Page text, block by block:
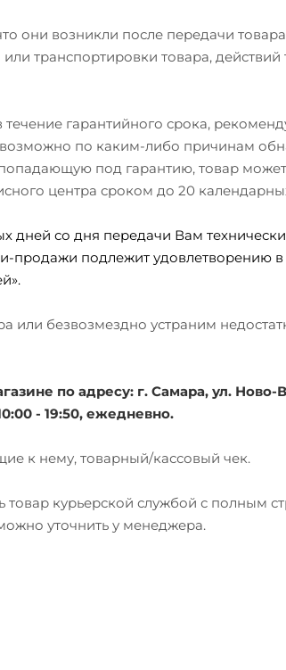
они возникли после передачи
транспортировки товара, действий
течение гарантийного срока,
по каким-либо причинам
под гарантию, товар
центра сроком до 20
со дня передачи Вам
продажи подлежит удовлетворению в
или безвозмездно устраним
по адресу: г. Самара, ул. Ново-
- 19:50, ежедневно.
к нему, товарный/кассовый чек.
курьерской службой с полным
уточнить у менеджера.